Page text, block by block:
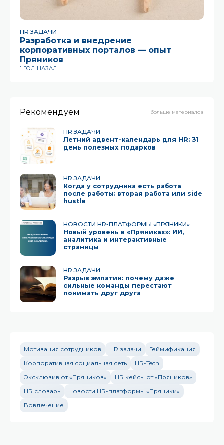
HR ЗАДАЧИ
Разработка и внедрение
корпоративных порталов — опыт
Пряников
1 ГОД НАЗАД
Рекомендуем больше материалов
HR ЗАДАЧИ
Летний адвент-календарь для HR: 31
день полезных подарков
HR ЗАДАЧИ
Когда у сотрудника есть работа
после работы: вторая работа или side
hustle
НОВОСТИ HR-ПЛАТФОРМЫ «ПРЯНИКИ»
Новый уровень в «Пряниках»: ИИ,
аналитика и интерактивные
страницы
HR ЗАДАЧИ
Разрыв эмпатии: почему даже
сильные команды перестают
понимать друг друга
Мотивация сотрудников HR задачи
Геймификация
Корпоративная социальная сеть
HR-Tech
Эксклюзив от «Пряников»
HR кейсы от «Пряников»
HR словарь
Новости HR-платформы «Пряники»
Вовлечение